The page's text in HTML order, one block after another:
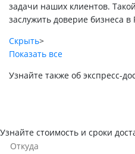
задачи наших клиентов.
заслужить доверие бизнеса
Скрыть>
Показать все
Узнайте также об экспресс-
Узнайте стоимость и сроки